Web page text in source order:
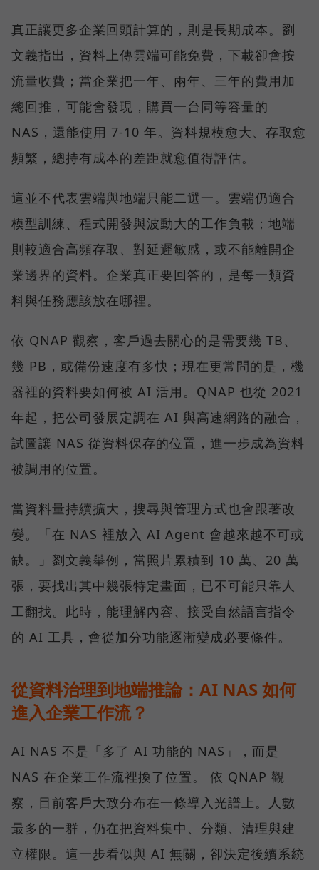
真正讓更多企業回頭計算的，則是長期成本。劉
文義指出，資料上傳雲端可能免費，下載卻會按
流量收費；當企業把一年、兩年、三年的費用加
總回推，可能會發現，購買一台同等容量的
NAS，還能使用 7-10 年。資料規模愈大、存取愈
頻繁，總持有成本的差距就愈值得評估。
這並不代表雲端與地端只能二選一。雲端仍適合
模型訓練、程式開發與波動大的工作負載；地端
則較適合高頻存取、對延遲敏感，或不能離開企
業邊界的資料。企業真正要回答的，是每一類資
料與任務應該放在哪裡。
依 QNAP 觀察，客戶過去關心的是需要幾 TB、
幾 PB，或備份速度有多快；現在更常問的是，機
器裡的資料要如何被 AI 活用。QNAP 也從 2021
年起，把公司發展定調在 AI 與高速網路的融合，
試圖讓 NAS 從資料保存的位置，進一步成為資料
被調用的位置。
當資料量持續擴大，搜尋與管理方式也會跟著改
變。「在 NAS 裡放入 AI Agent 會越來越不可或
缺。」劉文義舉例，當照片累積到 10 萬、20 萬
張，要找出其中幾張特定畫面，已不可能只靠人
工翻找。此時，能理解內容、接受自然語言指令
的 AI 工具，會從加分功能逐漸變成必要條件。
從資料治理到地端推論：AI NAS 如何
進入企業工作流？
AI NAS 不是「多了 AI 功能的 NAS」，而是
NAS 在企業工作流裡換了位置。 依 QNAP 觀
察，目前客戶大致分布在一條導入光譜上。人數
最多的一群，仍在把資料集中、分類、清理與建
立權限。這一步看似與 AI 無關，卻決定後續系統